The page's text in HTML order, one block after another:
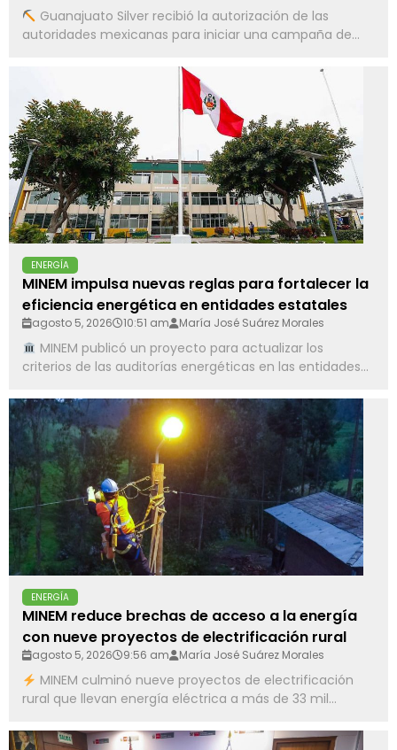
Guanajuato Silver recibió la autorización de las
autoridades mexicanas para iniciar una campaña de...
ENERGÍA
MINEM impulsa nuevas reglas para fortalecer la
eficiencia energética en entidades estatales
agosto 5, 2026 10:51 am María José Suárez Morales
MINEM publicó un proyecto para actualizar los
criterios de las auditorías energéticas en las entidades...
ENERGÍA
MINEM reduce brechas de acceso a la energía
con nueve proyectos de electrificación rural
agosto 5, 2026 9:56 am María José Suárez Morales
MINEM culminó nueve proyectos de electrificación
rural que llevan energía eléctrica a más de 33 mil...